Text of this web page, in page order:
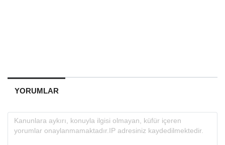
YORUMLAR